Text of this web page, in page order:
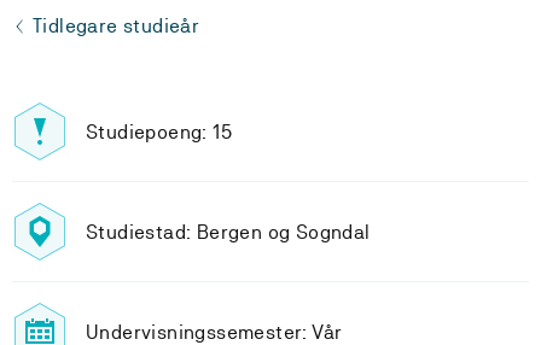
Tidlegare studieår
Studiepoeng: 15
Studiestad: Bergen og Sogndal
Undervisningssemester: Vår